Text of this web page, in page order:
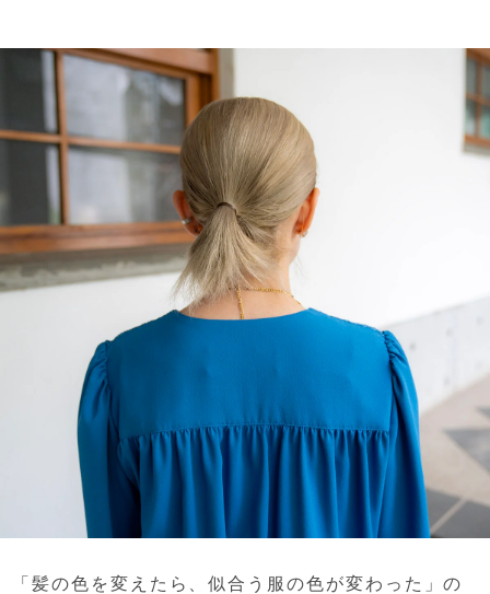
「髪の色を変えたら、似合う服の色が変わった」の